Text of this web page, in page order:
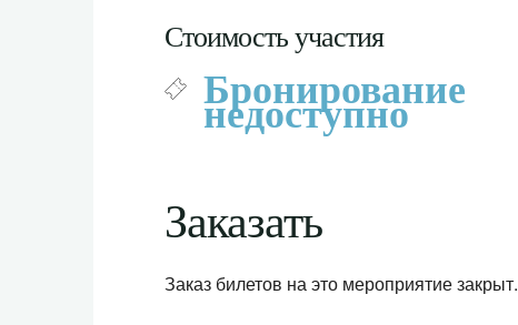
Стоимость участия
Бронирование
недоступно
Заказать
Заказ билетов на это мероприятие закрыт.